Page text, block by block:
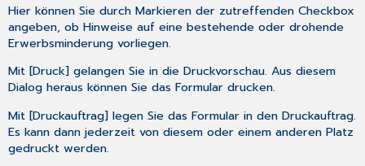
Hier können Sie durch Markieren der zutreffenden Checkbox
angeben, ob Hinweise auf eine bestehende oder drohende
Erwerbsminderung vorliegen.
Mit [Druck] gelangen Sie in die Druckvorschau. Aus diesem
Dialog heraus können Sie das Formular drucken.
Mit [Druckauftrag] legen Sie das Formular in den Druckauftrag.
Es kann dann jederzeit von diesem oder einem anderen Platz
gedruckt werden.